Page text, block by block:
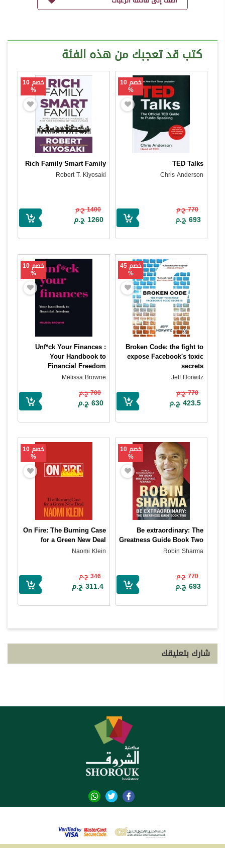
كتب قد تعجبك من هذه الفئة
خصم 10
%
TED Talks
Chris Anderson
770 ج.م
693 ج.م
خصم 10
%
Rich Family Smart Family
Robert T. Kiyosaki
1400 ج.م
1260 ج.م
خصم 45
%
Broken Code: the fight to
expose Facebook's toxic
secrets
Jeff Horwitz
770 ج.م
423.5 ج.م
خصم 10
%
Unf*ck Your Finances :
Your Handbook to
Financial Freedom
Melissa Browne
700 ج.م
630 ج.م
خصم 10
%
Be extraordinary: The
Greatness Guide Book Two
Robin Sharma
770 ج.م
693 ج.م
خصم 10
%
On Fire: The Burning Case
for a Green New Deal
Naomi Klein
346 ج.م
311.4 ج.م
شارك بتعليقك